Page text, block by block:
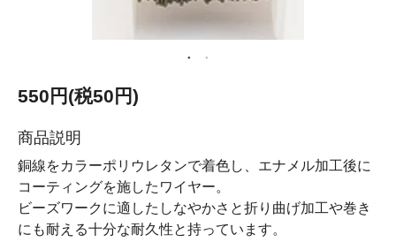
550円(税50円)
商品説明
銅線をカラーポリウレタンで着色し、エナメル加工後に
コーティングを施したワイヤー。
ビーズワークに適したしなやかさと折り曲げ加工や巻き
にも耐える十分な耐久性と持っています。